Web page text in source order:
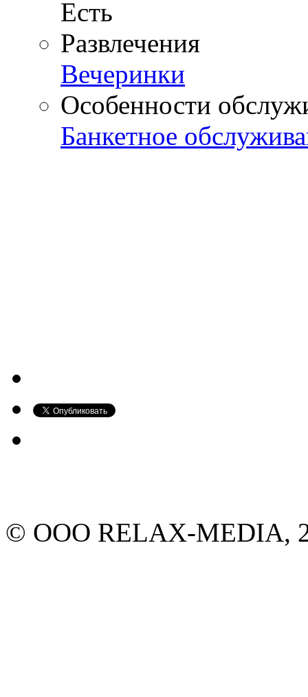
Есть
Развлечения
Вечеринки
Особенности
Банкетное
© ООО RELAX-MEDIA,